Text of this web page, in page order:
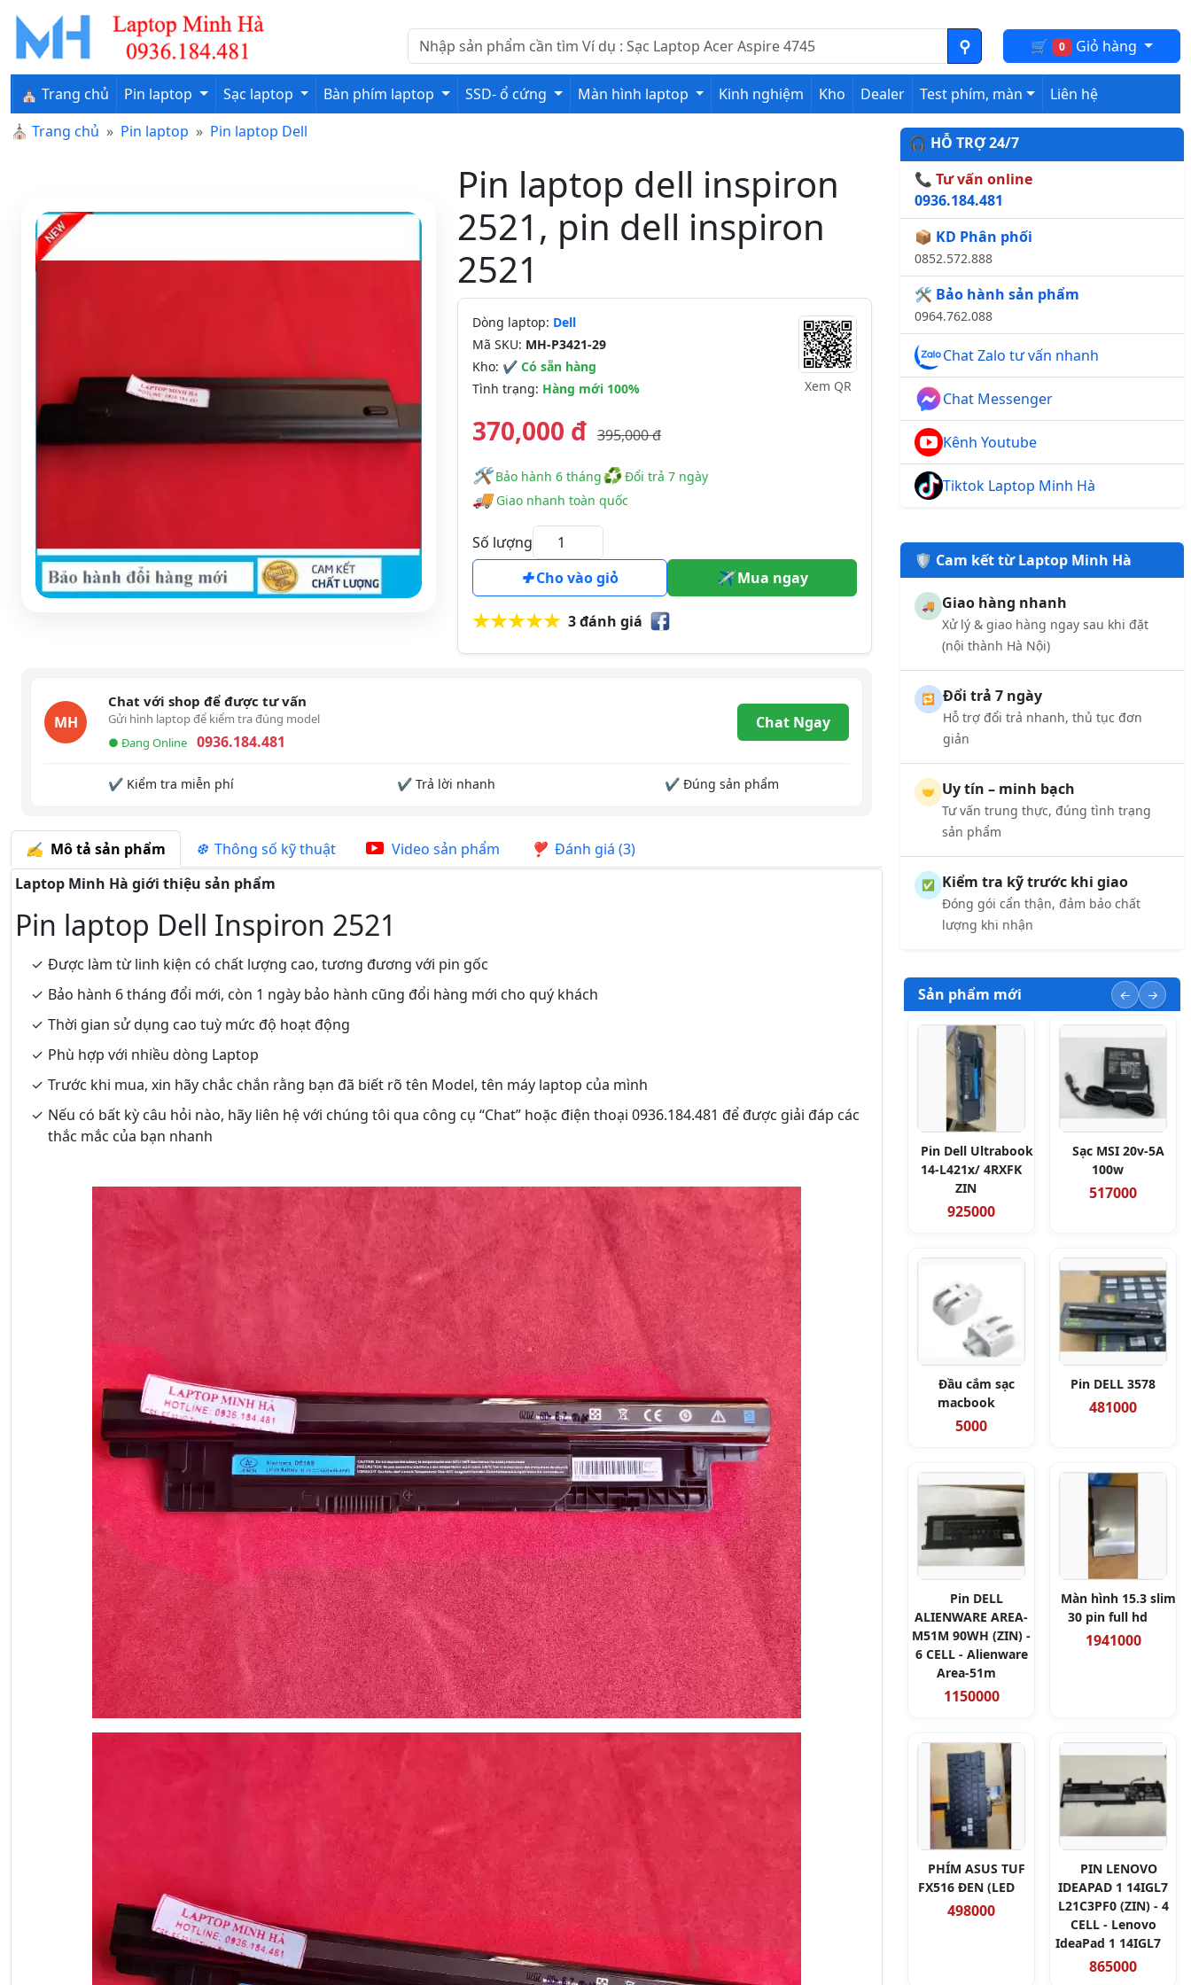
🛒 0 Giỏ hàng
⛪ Trang chủ Pin laptop Sạc laptop Bàn phím laptop SSD- ổ cứng Màn hình laptop Kinh nghiệm Kho Dealer Test phím, màn
Liên hệ
⛪ Trang chủ Pin laptop Pin laptop Dell
Pin laptop dell inspiron
2521, pin dell inspiron
2521
Dòng laptop: Dell
Mã SKU: MH-P3421-29
Kho: ✔ Có sẵn hàng
Tình trạng: Hàng mới 100% Xem QR
370,000 đ 395,000 đ
🛠️️ Bảo hành 6 tháng♻Đổi trả 7 ngày
🚚Giao nhanh toàn quốc
Số lượng
Cho vào giỏ
Mua ngay
3 đánh giá
MH
Chat với shop để được tư vấn
Gửi hình laptop để kiểm tra đúng model
● Đang Online
0936.184.481
Chat Ngay
✔ Kiểm tra miễn phí ✔ Trả lời nhanh ✔ Đúng sản phẩm
Mô tả sản phẩm Thông số kỹ thuật Video sản phẩm
Đánh giá (3)
Laptop Minh Hà giới thiệu sản phẩm
Pin laptop Dell Inspiron 2521
Được làm từ linh kiện có chất lượng cao, tương đương với pin gốc
Bảo hành 6 tháng đổi mới, còn 1 ngày bảo hành cũng đổi hàng mới cho quý khách
Thời gian sử dụng cao tuỳ mức độ hoạt động
Phù hợp với nhiều dòng Laptop
Trước khi mua, xin hãy chắc chắn rằng bạn đã biết rõ tên Model, tên máy laptop của mình
Nếu có bất kỳ câu hỏi nào, hãy liên hệ với chúng tôi qua công cụ “Chat” hoặc điện thoại 0936.184.481 để được giải đáp các
thắc mắc của bạn nhanh
🎧 HỖ TRỢ 24/7
📞 Tư vấn online
0936.184.481
📦 KD Phân phối
0852.572.888
🛠️ Bảo hành sản phẩm
0964.762.088
Chat Zalo tư vấn nhanh
Chat Messenger
Kênh Youtube
Tiktok Laptop Minh Hà
🛡️ Cam kết từ Laptop Minh Hà
🚚 Giao hàng nhanh
Xử lý & giao hàng ngay sau khi đặt
(nội thành Hà Nội)
🔁 Đổi trả 7 ngày
Hỗ trợ đổi trả nhanh, thủ tục đơn
giản
🤝 Uy tín – minh bạch
Tư vấn trung thực, đúng tình trạng
sản phẩm
✅ Kiểm tra kỹ trước khi giao
Đóng gói cẩn thận, đảm bảo chất
lượng khi nhận
Sản phẩm mới
Pin Dell Ultrabook
14-L421x/ 4RXFK
ZIN
925000
Sạc MSI 20v-5A
100w
517000
Đầu cắm sạc
macbook
5000
Pin DELL 3578
481000
Pin DELL
ALIENWARE AREA-
M51M 90WH (ZIN) -
6 CELL - Alienware
Area-51m
1150000
Màn hình 15.3 slim
30 pin full hd
1941000
PHÍM ASUS TUF
FX516 ĐEN (LED
498000
PIN LENOVO
IDEAPAD 1 14IGL7
L21C3PF0 (ZIN) - 4
CELL - Lenovo
IdeaPad 1 14IGL7
865000